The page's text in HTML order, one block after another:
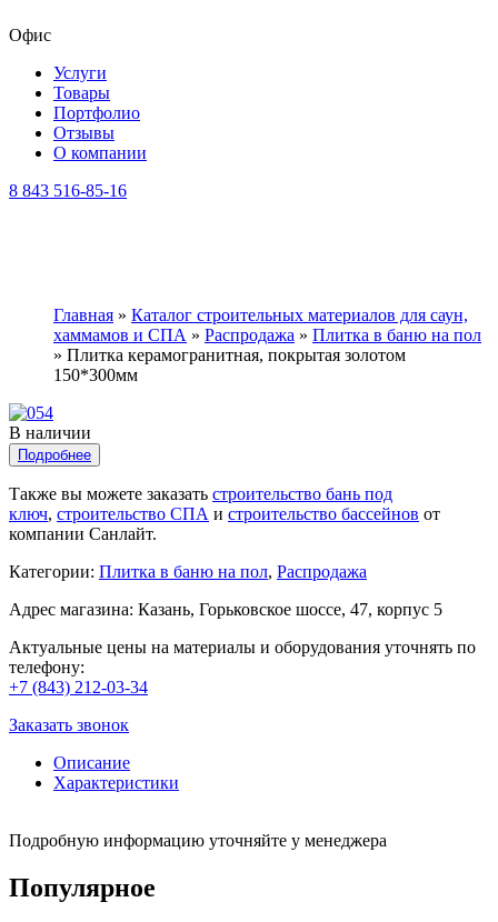
Офис
Услуги
Товары
Портфолио
Отзывы
О компании
8 843 516-85-16
Главная » Каталог строительных материалов для саун,
хаммамов и СПА » Распродажа » Плитка в баню на пол
» Плитка керамогранитная, покрытая золотом
150*300мм
В наличии
Подробнее
Также вы можете заказать строительство бань под
ключ, строительство СПА и строительство бассейнов от
компании Санлайт.
Категории: Плитка в баню на пол, Распродажа
Адрес магазина: Казань, Горьковское шоссе, 47, корпус 5
Актуальные цены на материалы и оборудования уточнять по
телефону:
+7 (843) 212-03-34
Заказать звонок
Описание
Характеристики
Подробную информацию уточняйте у менеджера
Популярное